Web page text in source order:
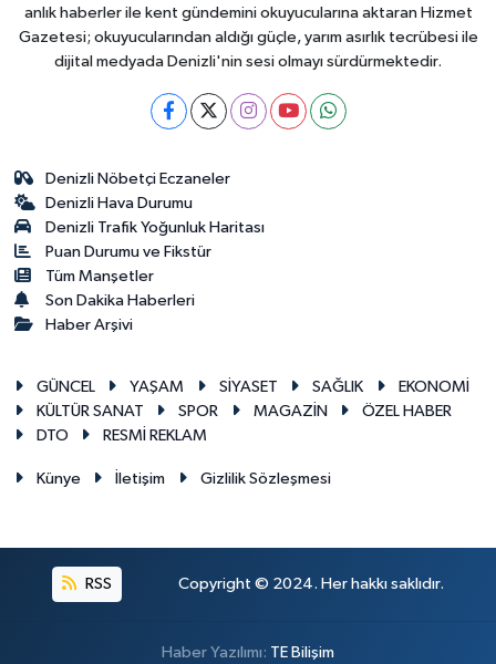
anlık haberler ile kent gündemini okuyucularına aktaran Hizmet
Gazetesi; okuyucularından aldığı güçle, yarım asırlık tecrübesi ile
dijital medyada Denizli'nin sesi olmayı sürdürmektedir.
Denizli Nöbetçi Eczaneler
Denizli Hava Durumu
Denizli Trafik Yoğunluk Haritası
Puan Durumu ve Fikstür
Tüm Manşetler
Son Dakika Haberleri
Haber Arşivi
GÜNCEL YAŞAM SİYASET SAĞLIK
EKONOMİ
KÜLTÜR SANAT
SPOR MAGAZİN
ÖZEL HABER
DTO
RESMİ REKLAM
Künye İletişim Gizlilik Sözleşmesi
RSS Copyright © 2024. Her hakkı saklıdır.
Haber Yazılımı: TE Bilişim